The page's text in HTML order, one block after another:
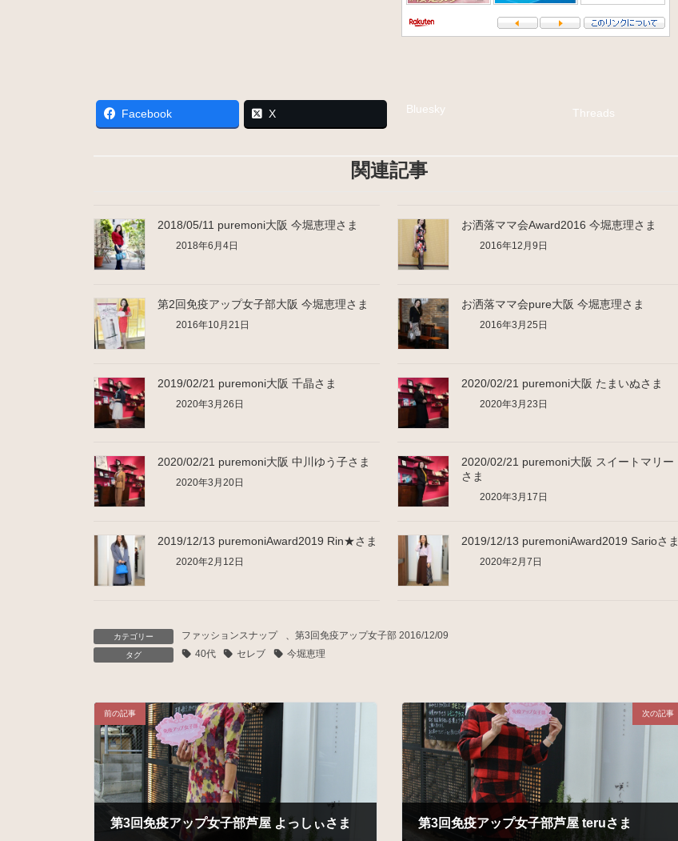
Facebook X Bluesky Threads
関連記事
2018/05/11 puremoni大阪 今堀恵理さま
2018年6月4日
お洒落ママ会Award2016 今堀恵理さま
2016年12月9日
第2回免疫アップ女子部大阪 今堀恵理さま
2016年10月21日
お洒落ママ会pure大阪 今堀恵理さま
2016年3月25日
2019/02/21 puremoni大阪 千晶さま
2020年3月26日
2020/02/21 puremoni大阪 たまいぬさま
2020年3月23日
2020/02/21 puremoni大阪 中川ゆう子さま
2020年3月20日
2020/02/21 puremoni大阪 スイートマリー
さま
2020年3月17日
2019/12/13 puremoniAward2019 Rin★さま
2020年2月12日
2019/12/13 puremoniAward2019 Sarioさま
2020年2月7日
カテゴリー ファッションスナップ 、 第3回免疫アップ女子部 2016/12/09
タグ 40代 セレブ 今堀恵理
前の記事
第3回免疫アップ女子部芦屋 よっしぃさま
次の記事
第3回免疫アップ女子部芦屋 teruさま